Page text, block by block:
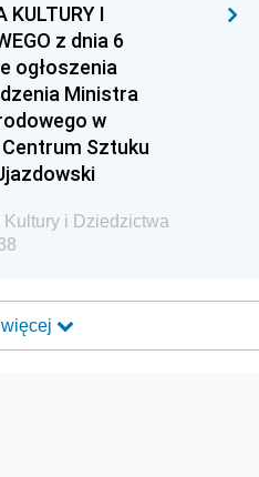
KULTURY I
z dnia 6
ogłoszenia
Ministra
w
Sztuku
i Dziedzictwa